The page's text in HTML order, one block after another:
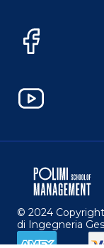
Facebook
YouTube
© 2024
di Ingegneria